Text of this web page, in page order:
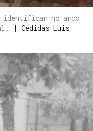
identificar no arco
| Cedidas Luis